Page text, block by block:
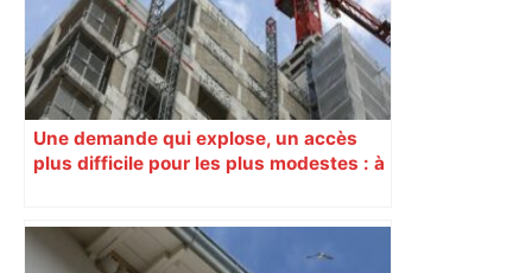
deux ans – ladepeche.fr
Une demande qui explose, un accès
plus difficile pour les plus modestes : à